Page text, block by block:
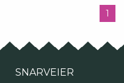
1
SNARVEIER